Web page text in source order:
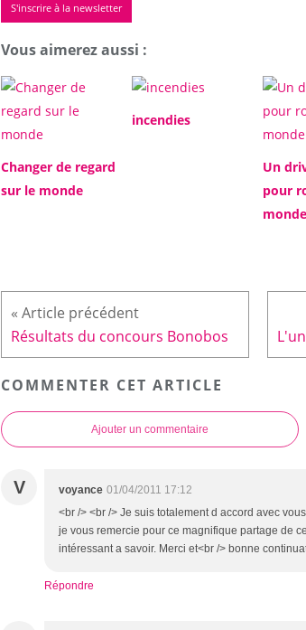
S'inscrire à la newsletter
Vous aimerez aussi :
Changer de regard
sur le monde
incendies
Un
pour
Résultats du concours Bonobos
COMMENTER CET ARTICLE
Ajouter un commentaire
V voyance 01/04/2011 17:12
<br /> <br /> Je suis totalement d accord avec
je vous remercie pour ce magnifique partage de
intéressant a savoir. Merci et<br /> bonne
Répondre